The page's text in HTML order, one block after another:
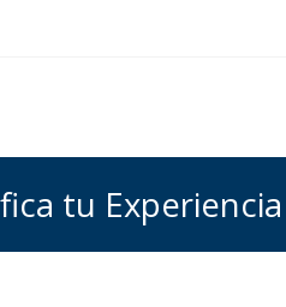
tu Experiencia